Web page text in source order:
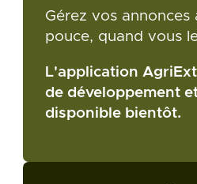
Gérez vos annonces
pouce, quand vous
L'application
de développement
disponible bientôt.